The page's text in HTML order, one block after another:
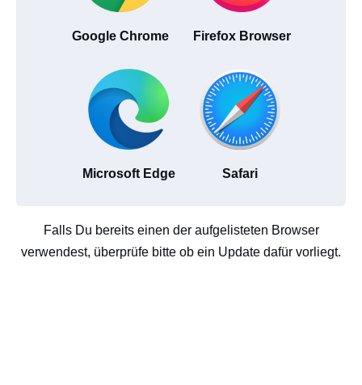
Google Chrome Firefox Browser
Microsoft Edge Safari
Falls Du bereits einen der aufgelisteten Browser
verwendest, überprüfe bitte ob ein Update dafür vorliegt.